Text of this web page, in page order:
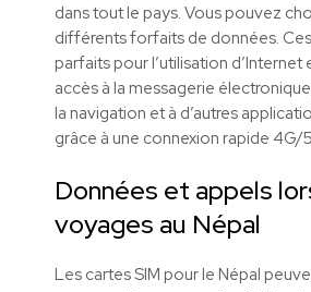
dans tout le pays. Vous pouvez
différents forfaits de données.
parfaits pour l’utilisation
accès à la messagerie
la navigation et à d’autres
grâce à une connexion rapide 4G/
Données et appels
voyages au Népal
Les cartes SIM pour le Népal